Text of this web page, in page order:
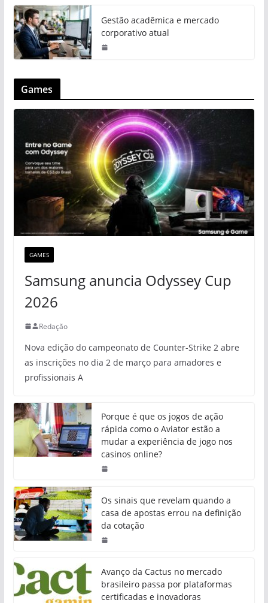
Gestão acadêmica e mercado
corporativo atual
Games
GAMES
Samsung anuncia Odyssey Cup
2026
Redação
Nova edição do campeonato de Counter-Strike 2 abre
as inscrições no dia 2 de março para amadores e
profissionais A
Porque é que os jogos de ação
rápida como o Aviator estão a
mudar a experiência de jogo nos
casinos online?
Os sinais que revelam quando a
casa de apostas errou na definição
da cotação
Avanço da Cactus no mercado
brasileiro passa por plataformas
certificadas e inovadoras